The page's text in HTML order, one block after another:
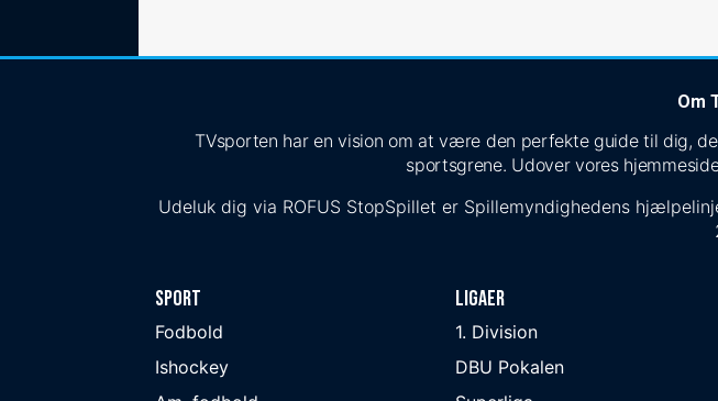
Om
TVsporten har en vision om at være den perfekte guide til dig,
sportsgrene. Udover vores
Udeluk dig via ROFUS StopSpillet er Spillemyndighedens
Sport
Fodbold
Ishockey
Ligaer
1. Division
DBU Pokalen